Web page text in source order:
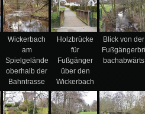
Wickerbach
am
Spielgelände
oberhalb der
Bahntrasse
Holzbrücke
für
Fußgänger
über den
Wickerbach
Blick von der
bachabwärts